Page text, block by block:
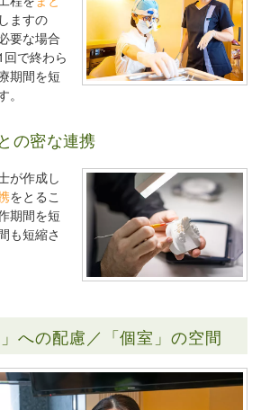
ますの
要な場合
で終わら
期間を短
の密な連携
が作成し
をとるこ
期間を短
も短縮さ
への配慮／「個室」の空間